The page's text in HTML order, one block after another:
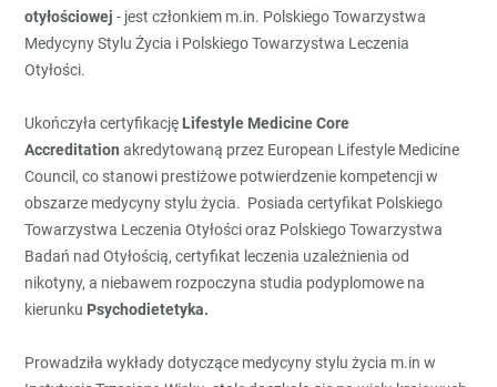
otyłościowej - jest członkiem m.in. Polskiego Towarzystwa
Medycyny Stylu Życia i Polskiego Towarzystwa Leczenia
Otyłości.
Ukończyła certyfikację Lifestyle Medicine Core
Accreditation akredytowaną przez European Lifestyle Medicine
Council, co stanowi prestiżowe potwierdzenie kompetencji w
obszarze medycyny stylu życia. Posiada certyfikat Polskiego
Towarzystwa Leczenia Otyłości oraz Polskiego Towarzystwa
Badań nad Otyłością, certyfikat leczenia uzależnienia od
nikotyny, a niebawem rozpoczyna studia podyplomowe na
kierunku Psychodietetyka.
Prowadziła wykłady dotyczące medycyny stylu życia m.in w